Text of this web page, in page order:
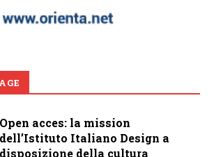
Open acces: la mission
dell’Istituto Italiano Design a
disposizione della cultura